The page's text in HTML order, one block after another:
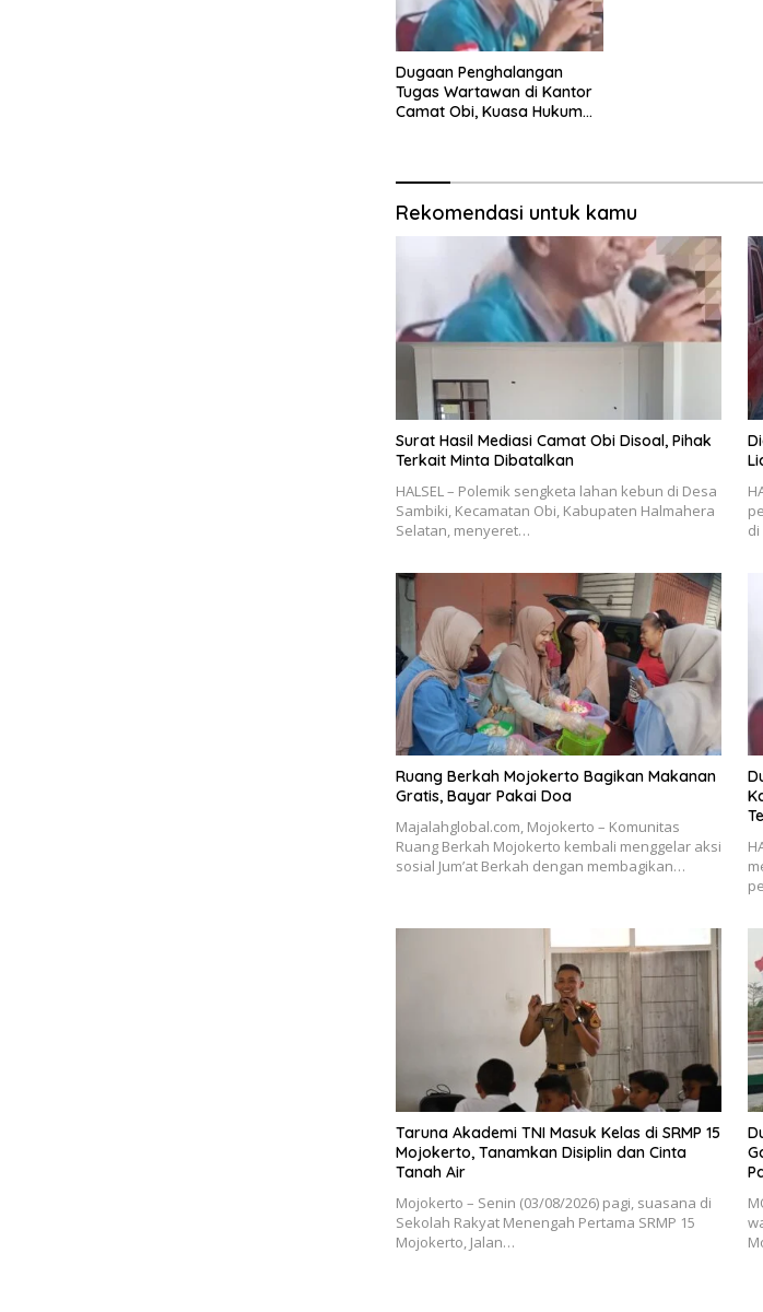
Dugaan Penghalangan
Tugas Wartawan di Kantor
Camat Obi, Kuasa Hukum
Rekomendasi untuk kamu
Surat Hasil Mediasi Camat Obi Disoal, Pihak
Terkait Minta Dibatalkan
HALSEL – Polemik sengketa lahan kebun di Desa
Sambiki, Kecamatan Obi, Kabupaten Halmahera
Selatan, menyeret…
Ruang Berkah Mojokerto Bagikan Makanan
Gratis, Bayar Pakai Doa
Majalahglobal.com, Mojokerto – Komunitas
Ruang Berkah Mojokerto kembali menggelar aksi
sosial Jum’at Berkah dengan membagikan…
Taruna Akademi TNI Masuk Kelas di SRMP 15
Mojokerto, Tanamkan Disiplin dan Cinta
Tanah Air
Mojokerto – Senin (03/08/2026) pagi, suasana di
Sekolah Rakyat Menengah Pertama SRMP 15
Mojokerto, Jalan…